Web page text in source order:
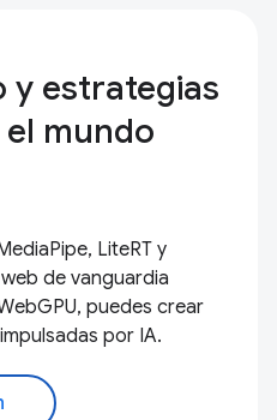
y estrategias
mundo
LiteRT y
de vanguardia
puedes crear
por IA.